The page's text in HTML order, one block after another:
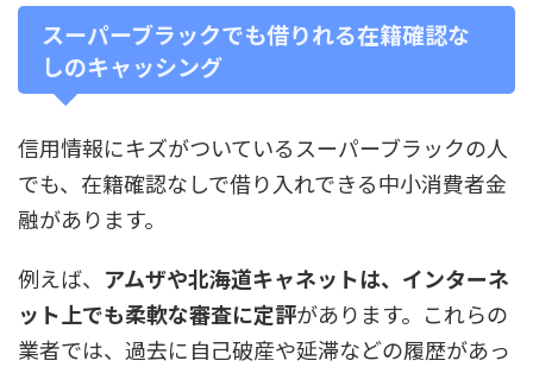
スーパーブラックでも借りれる在籍確認な
しのキャッシング
信用情報にキズがついているスーパーブラックの人
でも、在籍確認なしで借り入れできる中小消費者金
融があります。
例えば、 アムザや北海道キャネットは、インターネ
ット上でも柔軟な審査に定評があります。これらの
業者では、過去に自己破産や延滞などの履歴があっ